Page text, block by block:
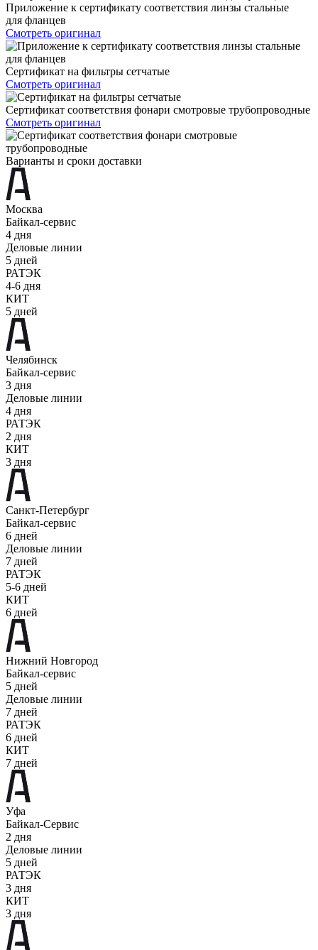
Приложение к сертификату соответствия линзы стальные
для фланцев
Смотреть оригинал
Сертификат на фильтры сетчатые
Смотреть оригинал
Сертификат соответствия фонари смотровые трубопроводные
Смотреть оригинал
Варианты и сроки доставки
Москва
Байкал-сервис
4 дня
Деловые линии
5 дней
РАТЭК
4-6 дня
КИТ
5 дней
Челябинск
Байкал-сервис
3 дня
Деловые линии
4 дня
РАТЭК
2 дня
КИТ
3 дня
Санкт-Петербург
Байкал-сервис
6 дней
Деловые линии
7 дней
РАТЭК
5-6 дней
КИТ
6 дней
Нижний Новгород
Байкал-сервис
5 дней
Деловые линии
7 дней
РАТЭК
6 дней
КИТ
7 дней
Уфа
Байкал-Сервис
2 дня
Деловые линии
5 дней
РАТЭК
3 дня
КИТ
3 дня